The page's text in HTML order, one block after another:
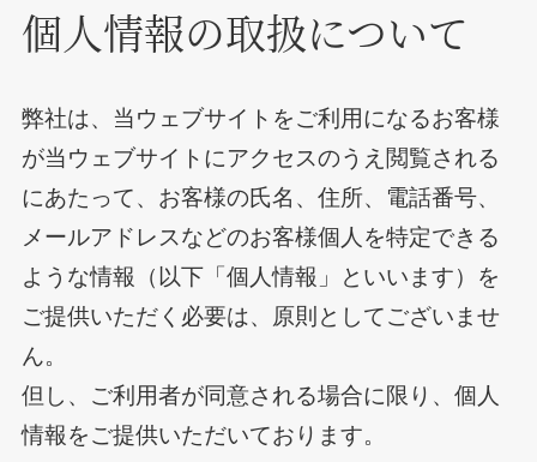
個人情報の取扱について
弊社は、当ウェブサイトをご利用になるお客様
が当ウェブサイトにアクセスのうえ閲覧される
にあたって、お客様の氏名、住所、電話番号、
メールアドレスなどのお客様個人を特定できる
ような情報（以下「個人情報」といいます）を
ご提供いただく必要は、原則としてございませ
ん。
但し、ご利用者が同意される場合に限り、個人
情報をご提供いただいております。